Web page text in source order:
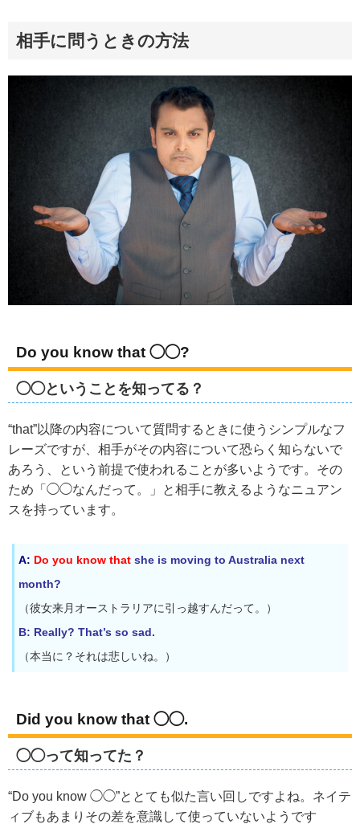
相手に問うときの方法
Do you know that ◯◯?
◯◯ということを知ってる？
“that”以降の内容について質問するときに使うシンプルなフ
レーズですが、相手がその内容について恐らく知らないで
あろう、という前提で使われることが多いようです。その
ため「◯◯なんだって。」と相手に教えるようなニュアン
スを持っています。
A: Do you know that she is moving to Australia next
month?
（彼女来月オーストラリアに引っ越すんだって。）
B: Really? That’s so sad.
（本当に？それは悲しいね。）
Did you know that ◯◯.
◯◯って知ってた？
“Do you know ◯◯”ととても似た言い回しですよね。ネイテ
ィブもあまりその差を意識して使っていないようです